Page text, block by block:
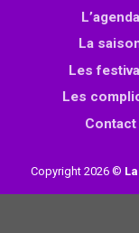
L’agenda
La
Les
Les
Contact
Copyright 2026 ©